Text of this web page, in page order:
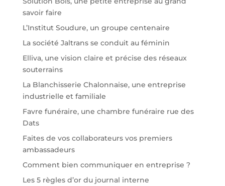
savoir faire
L’Institut Soudure, un groupe centenaire
La société Jaltrans se conduit au féminin
Elliva, une vision claire et précise des réseaux
souterrains
La Blanchisserie Chalonnaise, une entreprise
industrielle et familiale
Favre funéraire, une chambre funéraire rue des
Dats
Faites de vos collaborateurs vos premiers
ambassadeurs
Comment bien communiquer en entreprise ?
Les 5 règles d’or du journal interne